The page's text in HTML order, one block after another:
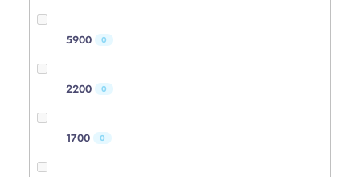
5900 0
2200 0
1700 0